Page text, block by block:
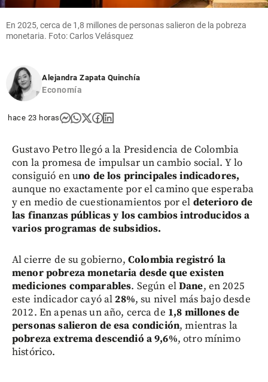
share
En 2025, cerca de 1,8 millones de personas salieron de la pobreza
monetaria. Foto: Carlos Velásquez
Alejandra Zapata Quinchía
Economía
hace 23 horas
Gustavo Petro llegó a la Presidencia de Colombia
con la promesa de impulsar un cambio social. Y lo
consiguió en uno de los principales indicadores,
aunque no exactamente por el camino que esperaba
y en medio de cuestionamientos por el deterioro de
las finanzas públicas y los cambios introducidos a
varios programas de subsidios.
Al cierre de su gobierno, Colombia registró la
menor pobreza monetaria desde que existen
mediciones comparables. Según elDane, en 2025
este indicador cayó al28%, su nivel más bajo desde
2012. En apenas un año, cerca de 1,8 millones de
personas salieron de esa condición, mientras la
pobreza extrema descendió a 9,6%, otro mínimo
histórico.